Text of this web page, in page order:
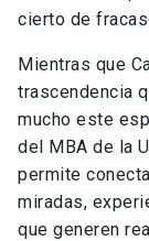
cierto de
Mientras que
trascendencia
mucho este
del MBA de la
permite
miradas,
que generen